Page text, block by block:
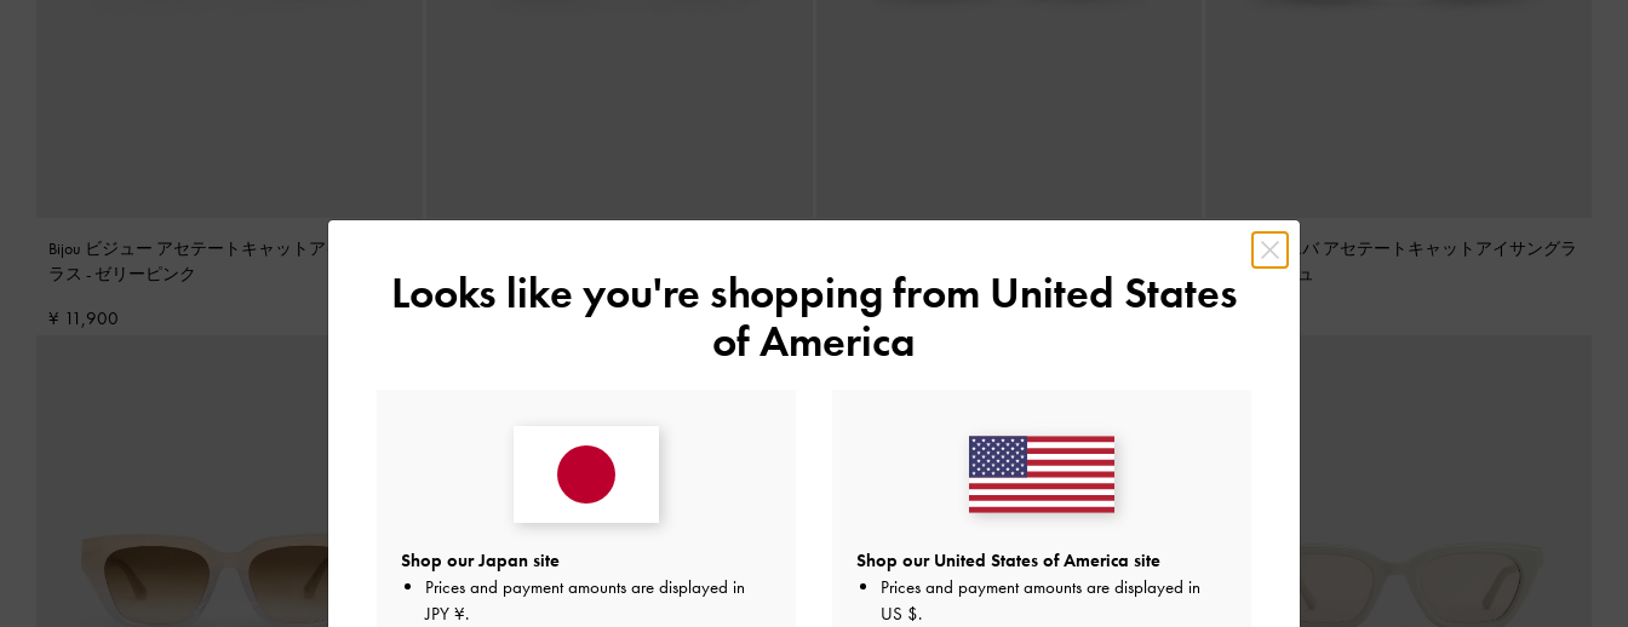
Bijou ビジュー アセテートキャットアイサング
ラス - ゼリーピンク
¥ 11,900
ラス
ベージュ
ス
チョーク
¥ 10,900
Maeva マエバ アセテートキャットアイサングラ
ベージュ
Looks like you're shopping from United States
of America
Shop our Japan site
Prices and payment amounts are displayed in
JPY ¥.
Shop our United States of America site
Prices and payment amounts are displayed in
US $.